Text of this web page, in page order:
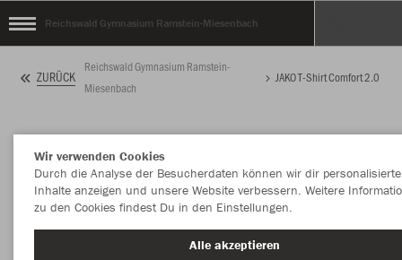
Reichswald Gymnasium Ramstein-Miesenbach
ZURÜCK
Reichswald Gymnasium Ramstein-
Miesenbach
JAKO T-Shirt Comfort 2.0
Wir verwenden Cookies
Durch die Analyse der Besucherdaten können wir dir personalisierte
Inhalte anzeigen und unsere Website verbessern. Weitere
zu den Cookies findest Du in den Einstellungen.
Alle akzeptieren